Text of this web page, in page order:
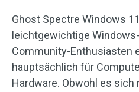
Ghost Spectre Windows
leichtgewichtige
Community-Enthusiasten
hauptsächlich für
Hardware. Obwohl es